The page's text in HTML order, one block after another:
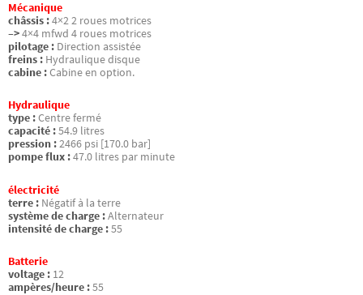
Mécanique
châssis :4×2 2 roues motrices
–>4×4 mfwd 4 roues motrices
pilotage : Direction assistée
freins : Hydraulique disque
cabine :Cabine en option.
Hydraulique
type :Centre fermé
capacité :54.9 litres
pression :2466 psi [170.0 bar]
pompe flux :47.0 litres par minute
électricité
terre : Négatif à la terre
système de charge :Alternateur
intensité de charge :55
Batterie
voltage : 12
ampères/heure :55